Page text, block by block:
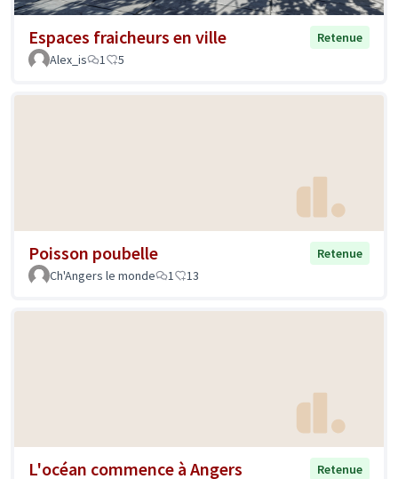
Espaces fraicheurs en ville
Retenue
Alex_is
1 5
Poisson poubelle
Retenue
Ch'Angers le monde
1 13
L'océan commence à Angers
Retenue